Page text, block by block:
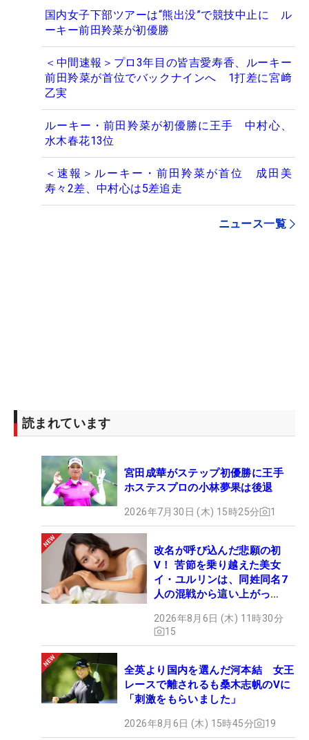
国内女子下部ツアーは“熊出没”で競技中止に ル
ーキー前田羚菜が初優勝
＜中間速報＞プロ3年目の皆吉愛寿香、ルーキー
前田羚菜が首位でバックナインへ 1打差に宮﨑
乙実
ルーキー・前田羚菜が初優勝に王手 中村心、
水木春花13位
＜速報＞ルーキー・前田羚菜が首位 成田美
寿々2差、中村心は5差追走
ニュース一覧
読まれています
宮田成華がステップ初優勝に王手
ホステスプロの小林夢果は後退
2026年7月30日 (木) 15時25分 1
改名が呼び込んだ悲願の初
V！ 苦節を乗り越えた美女
イ・ユルリンは、同姓同名7
人の混戦から這い上がっ
2026年8月6日 (木) 11時30分
15
全英より国内を選んだ河本結 女王
レースで離されるも桑木志帆のVに
「刺激をもらいました」
2026年8月6日 (木) 15時45分 19